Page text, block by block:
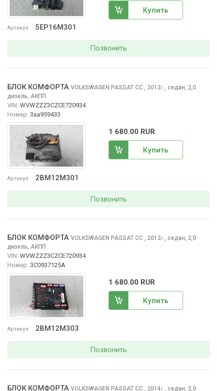
Артикул 5EP16M301
Купить
Позвонить
Артикул 2BM12M301
БЛОК КОМФОРТА VOLKSWAGEN PASSAT CC , 2012г.
седан, 2,0
дизель, АКПП
VIN: WVWZZZ3CZCE720934
Номер: 3aa959433
1 680.00 RUR
Купить
Позвонить
Артикул 2BM12M303
БЛОК КОМФОРТА VOLKSWAGEN PASSAT CC , 2012г. седан, 2,0
дизель, АКПП
VIN: WVWZZZ3CZCE720934
Номер: 3C0937125A
1 680.00 RUR
Купить
Позвонить
БЛОК КОМФОРТА VOLKSWAGEN PASSAT CC , 2014г. седан, 2,0